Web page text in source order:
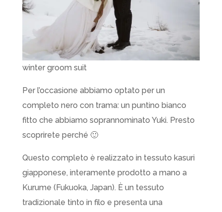
winter groom suit
Per l’occasione abbiamo optato per un
completo nero con trama: un puntino bianco
fitto che abbiamo soprannominato Yuki. Presto
scoprirete perché 🙂
Questo completo è realizzato in tessuto kasuri
giapponese, interamente prodotto a mano a
Kurume (Fukuoka, Japan). È un tessuto
tradizionale tinto in filo e presenta una